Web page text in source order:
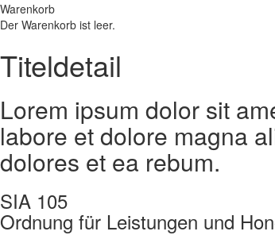
Warenkorb
Der Warenkorb ist leer.
Titeldetail
Lorem ipsum dolor sit
labore et dolore magna
dolores et ea rebum.
SIA 105
Ordnung für Leistungen und